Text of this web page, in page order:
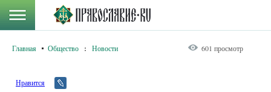
Главная Общество : Новости 601 просмотр
Нравится